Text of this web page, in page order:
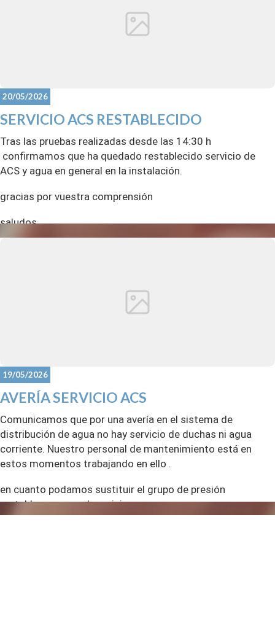
20/05/2026
SERVICIO ACS RESTABLECIDO
Tras las pruebas realizadas desde las 14:30 h
confirmamos que ha quedado restablecido servicio de
ACS y agua en general en la instalación.
gracias por vuestra comprensión
saludos
19/05/2026
AVERÍA SERVICIO ACS
Comunicamos que por una avería en el sistema de
distribución de agua no hay servicio de duchas ni agua
corriente. Nuestro personal de mantenimiento está en
estos momentos trabajando en ello .
en cuanto podamos sustituir el grupo de presión
restableceremos el servicio.